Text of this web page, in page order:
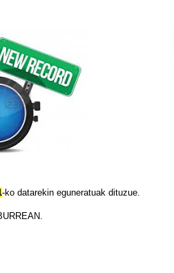
-ko datarekin eguneratuak dituzue.